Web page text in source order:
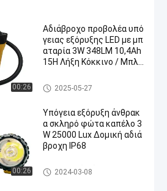
00:26
Αδιάβροχο προβολέα υπό
γειας εξόρυξης LED με μπ
αταρία 3W 348LM 10,4Ah
15H Λήξη Κόκκινο / Μπλε
τα
Επαναφορτιζόμενα λαμπτήρε
ς καπάκις εξορυκτικών εγκα
2025-05-27
00:26
Υπόγεια εξόρυξη άνθρακ
α σκληρό φώτα καπέλο 3
W 25000 Lux Δομική αδιά
βροχη IP68
Αεροπορικά φώτα
2024-03-08